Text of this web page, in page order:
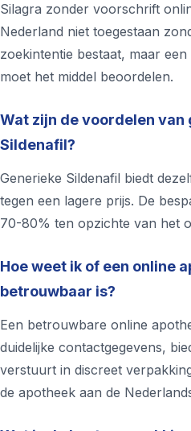
Silagra zonder voorschrift
Nederland niet toegestaan
zoekintentie bestaat, maar
moet het middel beoordelen.
Wat zijn de voordelen van
Sildenafil?
Generieke Sildenafil biedt
tegen een lagere prijs. De
70-80% ten opzichte van het
Hoe weet ik of een online
betrouwbaar is?
Een betrouwbare online
duidelijke contactgegevens,
verstuurt in discreet
de apotheek aan de